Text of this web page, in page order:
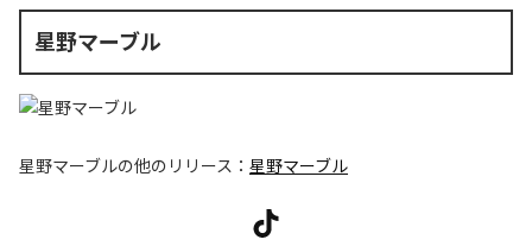
星野マーブル
星野マーブルの他のリリース： 星野マーブル